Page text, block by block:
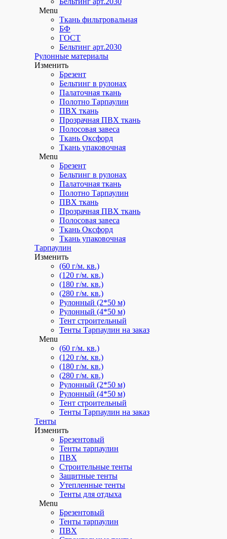
Для веранд
Для летних кафе
Мягкие окна
Москитные сетки Плиссе
Menu
Для беседок
Для веранд
Для летних кафе
Мягкие окна
Москитные сетки Плиссе
Брезентовые шторы
Однослойные
Двухслойные утепленные
Трехслойные утепленные
Брезентовые укрытия
Шторы из ткани Оксфорд
Menu
Однослойные
Двухслойные утепленные
Трехслойные утепленные
Брезентовые укрытия
Шторы из ткани Оксфорд
Изготовим на заказ
Шторы для гаражей
Утепленные шторы
Рукава брезентовые
Мягкие вставки для вентиляции
Чехлы для оборудования и мебели
Утепленные тенты
Фартуки и нарукавники
Шторы для беседки
Палатка сварщика
Menu
Menu
Ткань фильтровальная
БФ
ГОСТ
Бельтинг арт.2030
Рулонные материалы
Изменить
Брезент
Бельтинг в рулонах
Палаточная ткань
Полотно Тарпаулин
ПВХ ткань
Прозрачная ПВХ ткань
Полосовая завеса
Ткань Оксфорд
Ткань упаковочная
Menu
Брезент
Бельтинг в рулонах
Палаточная ткань
Полотно Тарпаулин
ПВХ ткань
Прозрачная ПВХ ткань
Полосовая завеса
Ткань Оксфорд
Ткань упаковочная
Тарпаулин
Изменить
(60 г/м. кв.)
(120 г/м. кв.)
(180 г/м. кв.)
(280 г/м. кв.)
Рулонный (2*50 м)
Рулонный (4*50 м)
Тент строительный
Тенты Тарпаулин на заказ
Menu
(60 г/м. кв.)
(120 г/м. кв.)
(180 г/м. кв.)
(280 г/м. кв.)
Рулонный (2*50 м)
Рулонный (4*50 м)
Тент строительный
Тенты Тарпаулин на заказ
Тенты
Изменить
Брезентовый
Тенты тарпаулин
ПВХ
Строительные тенты
Защитные тенты
Утепленные тенты
Тенты для отдыха
Menu
Брезентовый
Тенты тарпаулин
ПВХ